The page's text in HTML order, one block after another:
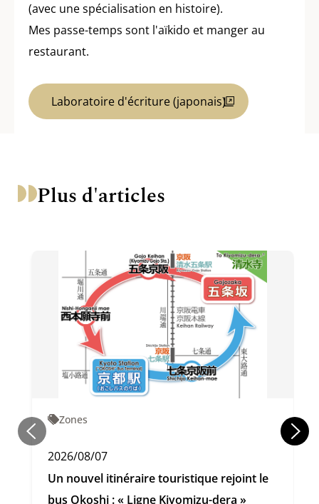
(avec une spécialisation en histoire).
Mes passe-temps sont l'aïkido et manger au
restaurant.
Laboratoire d'écriture (japonais)
Plus d'articles
Zones
2026/08/07
Un nouvel itinéraire touristique rejoint le
bus Okoshi : « Ligne Kiyomizu-dera »